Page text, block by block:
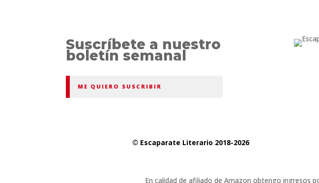
Suscríbete a nuestro
boletín semanal
ME QUIERO SUSCRIBIR
© Escaparate Literario 2018-2026
En calidad de afiliado de Amazon obtengo ingresos